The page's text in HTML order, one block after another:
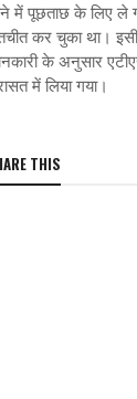
में पूछताछ के लिए ले
कर चुका था।
के अनुसार
में लिया गया।
THIS